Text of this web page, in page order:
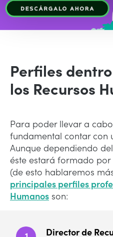
Perfiles
los Recursos
Para poder llevar a
fundamental contar con
Aunque dependiendo
éste estará formado
(de esto hablaremos
principales perfiles
Humanos son:
Director de